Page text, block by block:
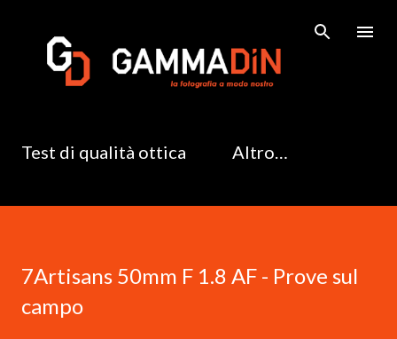
Test di qualità ottica Altro…
7Artisans 50mm F 1.8 AF - Prove sul
campo